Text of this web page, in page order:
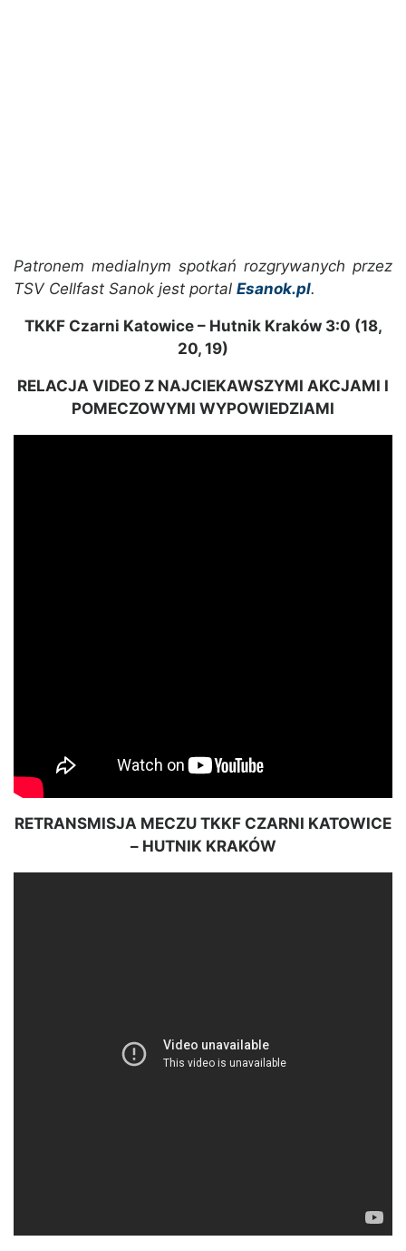
Patronem medialnym spotkań rozgrywanych przez
TSV Cellfast Sanok jest portal Esanok.pl.
TKKF Czarni Katowice – Hutnik Kraków 3:0 (18,
20, 19)
RELACJA VIDEO Z NAJCIEKAWSZYMI AKCJAMI I
POMECZOWYMI WYPOWIEDZIAMI
RETRANSMISJA MECZU TKKF CZARNI KATOWICE
– HUTNIK KRAKÓW